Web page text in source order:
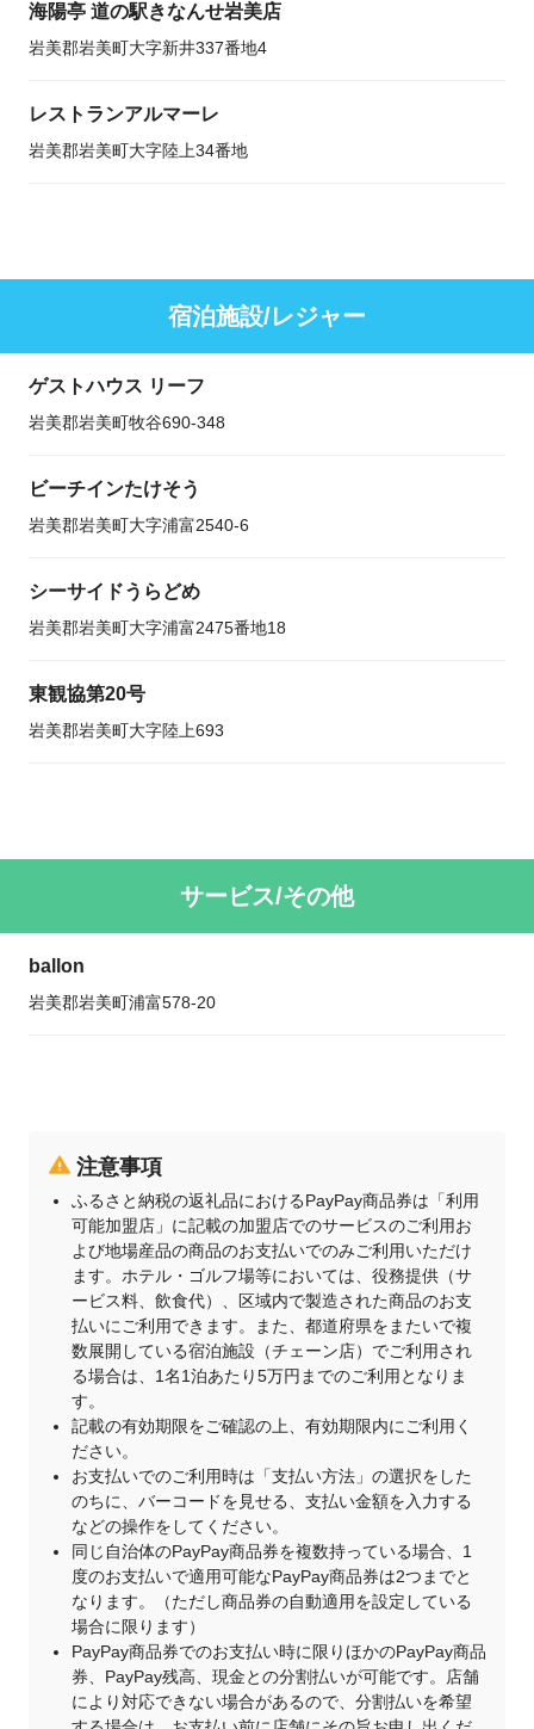
海陽亭 道の駅きなんせ岩美店
岩美郡岩美町大字新井337番地4
レストランアルマーレ
岩美郡岩美町大字陸上34番地
宿泊施設/レジャー
ゲストハウス リーフ
岩美郡岩美町牧谷690-348
ビーチインたけそう
岩美郡岩美町大字浦富2540-6
シーサイドうらどめ
岩美郡岩美町大字浦富2475番地18
東観協第20号
岩美郡岩美町大字陸上693
サービス/その他
ballon
岩美郡岩美町浦富578-20
注意事項
ふるさと納税の返礼品におけるPayPay商品券は「利用
可能加盟店」に記載の加盟店でのサービスのご利用お
よび地場産品の商品のお支払いでのみご利用いただけ
ます。ホテル・ゴルフ場等においては、役務提供（サ
ービス料、飲食代）、区域内で製造された商品のお支
払いにご利用できます。また、都道府県をまたいで複
数展開している宿泊施設（チェーン店）でご利用され
る場合は、1名1泊あたり5万円までのご利用となりま
す。
記載の有効期限をご確認の上、有効期限内にご利用く
ださい。
お支払いでのご利用時は「支払い方法」の選択をした
のちに、バーコードを見せる、支払い金額を入力する
などの操作をしてください。
同じ自治体のPayPay商品券を複数持っている場合、1
度のお支払いで適用可能なPayPay商品券は2つまでと
なります。（ただし商品券の自動適用を設定している
場合に限ります）
PayPay商品券でのお支払い時に限りほかのPayPay商品
券、PayPay残高、現金との分割払いが可能です。店舗
により対応できない場合があるので、分割払いを希望